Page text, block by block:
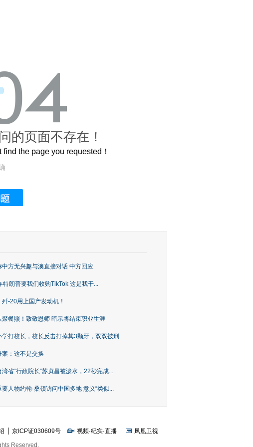
的页面不存在！
find the page you requested！
方无兴趣与澳直接对话 中方回应
特朗普要我们收购TikTok 这是我干...
-20用上国产发动机！
聚餐照！致敬恩师 暗示将结束职业生涯
打校长，校长反击打掉其3颗牙，双双被刑...
：这不是交换
省“行政院长”苏贞昌被泼水，22秒完成...
人物约翰·桑顿访问中国多地 意义“类似...
京ICP证030609号 视频·纪实·直播
凤凰卫视
Reserved.